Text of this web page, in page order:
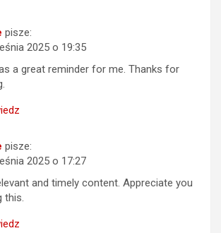
pisze:
2025 o 19:35
a great reminder for me. Thanks for
pisze:
2025 o 17:27
and timely content. Appreciate you
this.